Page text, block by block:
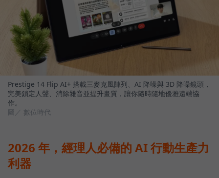
Prestige 14 Flip AI+ 搭載三麥克風陣列、AI 降噪與 3D 降噪鏡頭，
完美鎖定人聲、消除雜音並提升畫質，讓你隨時隨地優雅遠端協
作。
圖／ 數位時代
2026 年，經理人必備的 AI 行動生產力
利器